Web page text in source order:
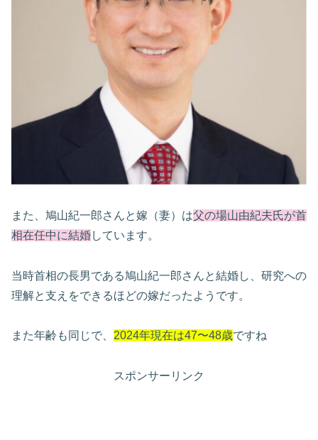
また、鳩山紀一郎さんと嫁（妻）は父の場山由紀夫氏が首
相在任中に結婚しています。
当時首相の長男である鳩山紀一郎さんと結婚し、研究への
理解と支えをできるほどの嫁だったようです。
また年齢も同じで、 2024年現在は47〜48歳ですね
スポンサーリンク